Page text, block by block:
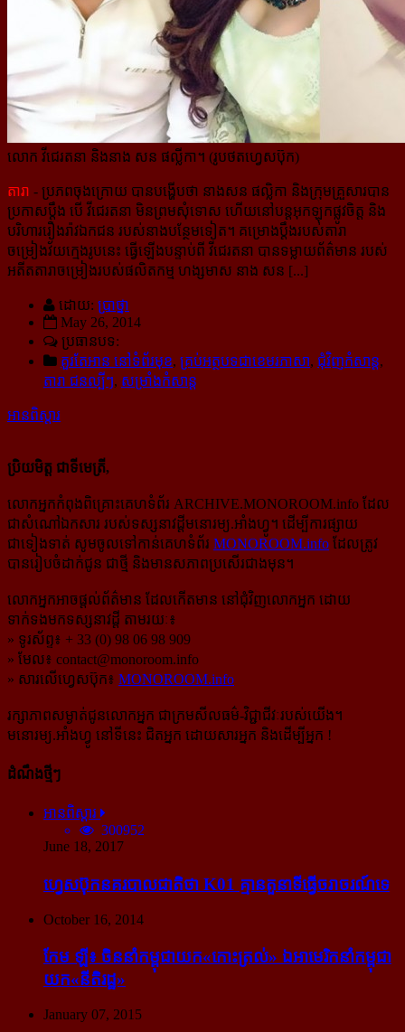
លោក វីជេរតនា និងនាង សន ផល្លីកា។ (រូបថតហ្វេសប៊ុក)
តារា - ប្រភពចុងក្រោយ បានបង្ហើបថា នាងសន ផល្លិកា និងក្រុមគ្រួសារបាន
ប្រកាសប្ដឹង បើ វីជេរតនា មិនព្រម​សុំទោស ហើយនៅបន្តអុកឡុកផ្លូវចិត្ត និង
បរិហាររឿងរ៉ាវឯកជន របស់នាងបន្ថែមទៀត។ គម្រោងប្តឹងរបស់​តារា​
ចម្រៀងវ័យក្មេងរូបនេះ ធ្វើឡើងបន្ទាប់ពី វីជេរតនា បានទម្លាយព័ត៌មាន របស់
អតីតតារាចម្រៀងរបស់ផលិតកម្ម ហង្សមាស នាង សន [...]
ដោយ: ប្រាថ្នា
May 26, 2014
ប្រធានបទ:
គួរតែអាន នៅទំព័រមុខ, គ្រប់អត្ថបទជាខេមរភាសា, ជុំវិញកំសាន្ដ,
តារា ជនល្បីៗ, សម្រាំងកំសាន្ដ
អានពិស្ដារ
ប្រិយមិត្ត ជាទីមេត្រី,
លោកអ្នកកំពុងពិគ្រោះគេហទំព័រ ARCHIVE.MONOROOM.info ដែល
ជាសំណៅឯកសារ របស់ទស្សនាវដ្ដីមនោរម្យ.អាំងហ្វូ។ ដើម្បីការផ្សាយ
ជាទៀងទាត់ សូមចូលទៅកាន់​គេហទំព័រ MONOROOM.info ដែលត្រូវ
បានរៀបចំដាក់ជូន ជាថ្មី និងមានសភាពប្រសើរជាងមុន។
លោកអ្នកអាចផ្ដល់ព័ត៌មាន ដែលកើតមាន នៅជុំវិញលោកអ្នក ដោយ
ទាក់ទងមកទស្សនាវដ្ដី តាមរយៈ៖
» ទូរស័ព្ទ៖ + 33 (0) 98 06 98 909
» មែល៖ contact@monoroom.info
» សារលើហ្វេសប៊ុក៖ MONOROOM.info
រក្សាភាពសម្ងាត់ជូនលោកអ្នក ជាក្រមសីលធម៌-​វិជ្ជាជីវៈ​របស់យើង។
មនោរម្យ.អាំងហ្វូ នៅទីនេះ ជិតអ្នក ដោយសារអ្នក និងដើម្បីអ្នក !
ដំណឹងថ្មីៗ
អានពិស្ដារ
300952
June 18, 2017
ហ្វេសប៊ុក​នគរបាល​ជាតិ​ថា K01 គ្មាន​តួនាទី​ធ្វើ​ចរាចរណ៍​ទេ
October 16, 2014
កែម ឡី៖ ចិន​នាំ​កម្ពុជា​យក​«កោះ​ត្រល់» ឯ​អាមេរិក​នាំ​កម្ពុជា​
យក​«នីតិរដ្ឋ»
January 07, 2015